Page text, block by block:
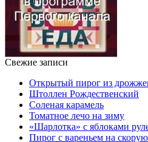
Свежие записи
Открытый пирог из
Штоллен Рождественский
Соленая карамель
Томатное лечо на зиму
«Шарлотка» с яблоками
Пирог с вареньем на